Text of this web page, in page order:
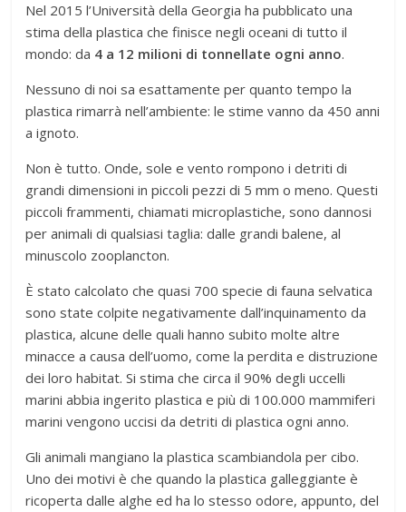
Nel 2015 l’Università della Georgia ha pubblicato una
stima della plastica che finisce negli oceani di tutto il
mondo: da 4 a 12 milioni di tonnellate ogni anno.
Nessuno di noi sa esattamente per quanto tempo la
plastica rimarrà nell’ambiente: le stime vanno da 450 anni
a ignoto.
Non è tutto. Onde, sole e vento rompono i detriti di
grandi dimensioni in piccoli pezzi di 5 mm o meno. Questi
piccoli frammenti, chiamati microplastiche, sono dannosi
per animali di qualsiasi taglia: dalle grandi balene, al
minuscolo zooplancton.
È stato calcolato che quasi 700 specie di fauna selvatica
sono state colpite negativamente dall’inquinamento da
plastica, alcune delle quali hanno subito molte altre
minacce a causa dell’uomo, come la perdita e distruzione
dei loro habitat. Si stima che circa il 90% degli uccelli
marini abbia ingerito plastica e più di 100.000 mammiferi
marini vengono uccisi da detriti di plastica ogni anno.
Gli animali mangiano la plastica scambiandola per cibo.
Uno dei motivi è che quando la plastica galleggiante è
ricoperta dalle alghe ed ha lo stesso odore, appunto, del